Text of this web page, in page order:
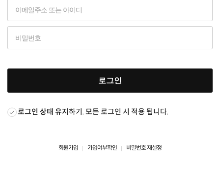
로그인
로그인 상태 유지하기. 모든 로그인 시 적용 됩니다.
회원가입 가입여부확인 비밀번호 재설정